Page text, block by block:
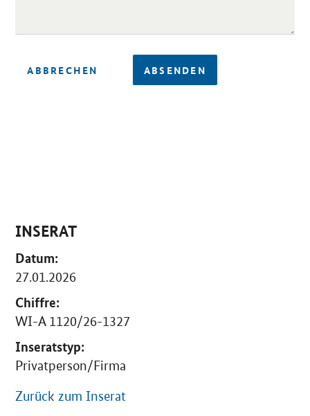
ABBRECHEN ABSENDEN
INSERAT
Datum:
27.01.2026
Chiffre:
WI-A 1120/26-1327
Inseratstyp:
Privatperson/Firma
Zurück zum Inserat